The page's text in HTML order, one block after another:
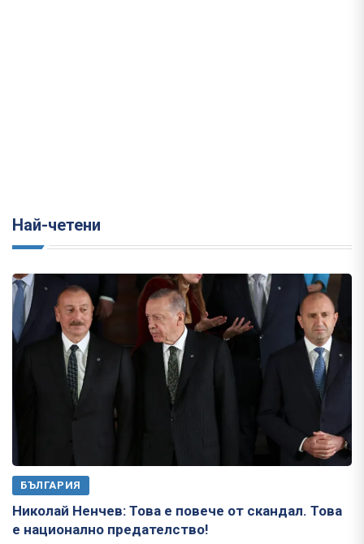
Най-четени
БЪЛГАРИЯ
Николай Ненчев: Това е повече от скандал. Това
е национално предателство!